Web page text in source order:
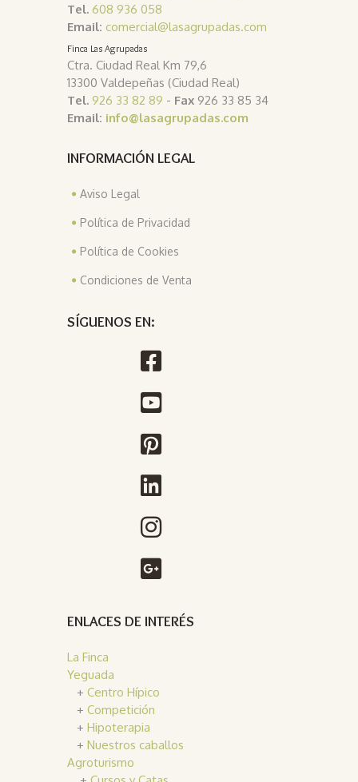
Tel. 608 936 058
Email: comercial@lasagrupadas.com
Finca Las Agrupadas
Ctra. Ciudad Real Km 79,6
13300 Valdepeñas (Ciudad Real)
Tel. 926 33 82 89 - Fax 926 33 85 34
Email: info@lasagrupadas.com
INFORMACIÓN LEGAL
Aviso Legal
Política de Privacidad
Política de Cookies
Condiciones de Venta
SÍGUENOS EN:
ENLACES DE INTERÉS
La Finca
Yeguada
+ Centro Hípico
+ Competición
+ Hipoterapia
+ Nuestros caballos
Agroturismo